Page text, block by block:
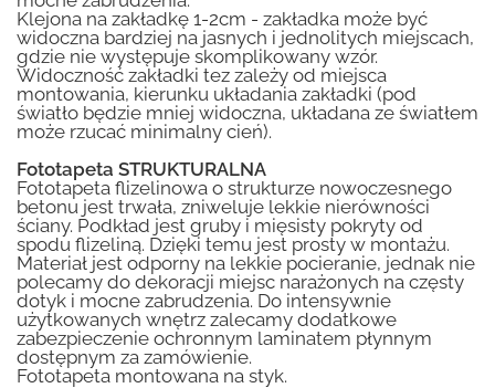
Klejona na zakładkę 1-2cm - zakładka może być
widoczna bardziej na jasnych i jednolitych miejscach,
gdzie nie występuje skomplikowany wzór.
Widoczność zakładki tez zależy od miejsca
montowania, kierunku układania zakładki (pod
światło będzie mniej widoczna, układana ze światłem
może rzucać minimalny cień).
Fototapeta STRUKTURALNA
Fototapeta flizelinowa o strukturze nowoczesnego
betonu jest trwała, zniweluje lekkie nierówności
ściany. Podkład jest gruby i mięsisty pokryty od
spodu flizeliną. Dzięki temu jest prosty w montażu.
Materiał jest odporny na lekkie pocieranie, jednak nie
polecamy do dekoracji miejsc narażonych na częsty
dotyk i mocne zabrudzenia. Do intensywnie
użytkowanych wnętrz zalecamy dodatkowe
zabezpieczenie ochronnym laminatem płynnym
dostępnym za zamówienie.
Fototapeta montowana na styk.